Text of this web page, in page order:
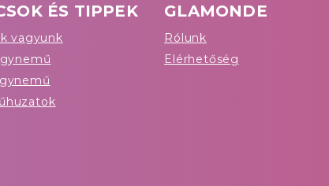
ÉS TIPPEK
vagyunk
GLAMONDE
Rólunk
Elérhetőség